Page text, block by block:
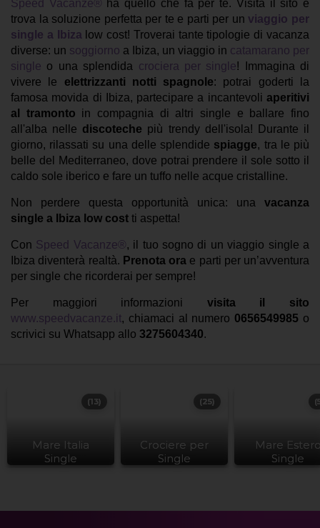
Speed Vacanze®
ha quello che fa per te. Visita il sito e
trova la soluzione perfetta per te e parti per unviaggio per
single a Ibiza low cost! Troverai tante tipologie di vacanza
diverse: un soggiorno a Ibiza, un viaggio in catamarano per
single o una splendida crociera per single! Immagina di
vivere le elettrizzanti notti spagnole: potrai goderti la
famosa movida di Ibiza, partecipare a incantevoli aperitivi
al tramonto in compagnia di altri single e ballare fino
all'alba nelle discoteche più trendy dell'isola! Durante il
giorno, rilassati su una delle splendide spiagge, tra le più
belle del Mediterraneo, dove potrai prendere il sole sotto il
caldo sole iberico e fare un tuffo nelle acque cristalline.
Non perdere questa opportunità unica: una vacanza
single a Ibiza low cost ti aspetta!
Con Speed Vacanze® , il tuo sogno di un viaggio single a
Ibiza diventerà realtà. Prenota ora e parti per un’avventura
per single che ricorderai per sempre!
Per maggiori informazioni visita il sito
www.speedvacanze.it, chiamaci al numero 0656549985 o
scrivici su Whatsapp allo 3275604340.
Mare Italia
Single
(13)
Crociere per
Single
(25)
Mare
Single